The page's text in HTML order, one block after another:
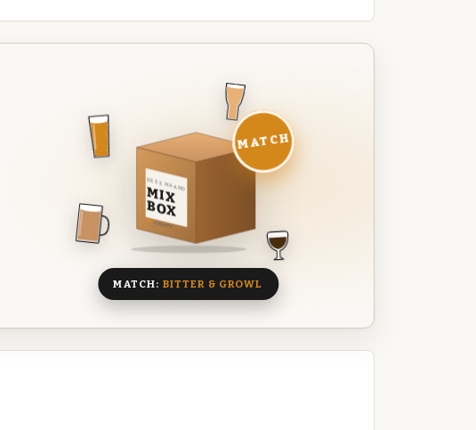
DEZE MAAND
MIX
BOX
8 BIEREN
MATCH
MATCH: BITTER & GROWL